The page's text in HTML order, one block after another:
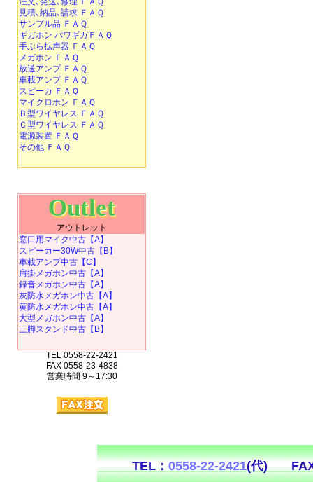
見積､納品､請求 ＦＡＱ
サンプル品 ＦＡＱ
ギガホン パワギガＦＡＱ
手ぶら拡声器 ＦＡＱ
メガホン ＦＡＱ
放送アンプ ＦＡＱ
車載アンプ ＦＡＱ
スピーカ ＦＡＱ
マイクロホン ＦＡＱ
Ｂ型ワイヤレス ＦＡＱ
Ｃ型ワイヤレス ＦＡＱ
電源装置 ＦＡＱ
その他 ＦＡＱ
Outlet
アウトレット
窓口用マイク中古【A】
スピーカー30W中古【B】
車載アンプ中古【C】
肩掛メガホン中古【A】
録音メガホン中古【A】
灰防水メガホン中古【A】
黄防水メガホン中古【A】
大型メガホン中古【A】
三脚スタンド中古【B】
TEL 0558-22-2421
FAX 0558-23-4838
営業時間 9～17:30